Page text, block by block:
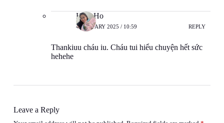
Hoai Ho
4 JANUARY 2025 / 10:59 REPLY
Thankiuu cháu iu. Cháu tui hiểu chuyện hết sức
hehehe
Leave a Reply